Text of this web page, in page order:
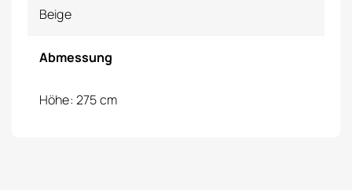
Beige
Abmessung
Höhe: 275 cm